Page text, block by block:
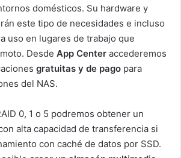
domésticos. Su hardware y
este tipo de necesidades e incluso
uso en lugares de trabajo que
Desde App Center accederemos
gratuitas y de pago para
del NAS.
0, 1 o 5 podremos obtener un
alta capacidad de transferencia si
con caché de datos por SSD.